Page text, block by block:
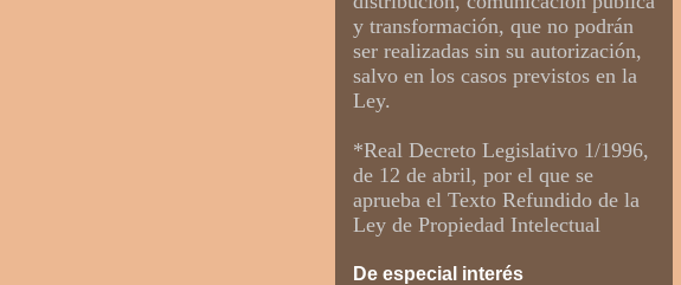
y transformación, que no podrán
ser realizadas sin su autorización,
salvo en los casos previstos en la
Ley.
*Real Decreto Legislativo 1/1996,
de 12 de abril, por el que se
aprueba el Texto Refundido de la
Ley de Propiedad Intelectual
De especial interés